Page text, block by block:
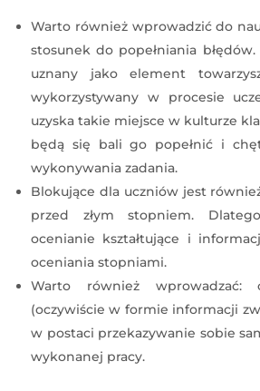
Warto również wprowadzić do
stosunek do popełniania
uznany jako element
wykorzystywany w procesie
uzyska takie miejsce w kulturze
będą się bali go popełnić i
wykonywania zadania.
Blokujące dla uczniów jest
przed złym stopniem.
ocenianie kształtujące i
oceniania stopniami.
Warto również wprowadzać:
(oczywiście w formie informacji
w postaci przekazywanie sobie
wykonanej pracy.